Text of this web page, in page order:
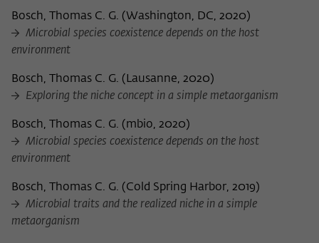
Bosch, Thomas C. G. (Washington, DC, 2020)
Microbial species coexistence depends on the host
environment
Bosch, Thomas C. G. ( Lausanne, 2020)
Exploring the niche concept in a simple metaorganism
Bosch, Thomas C. G. (mbio, 2020)
Microbial species coexistence depends on the host
environment
Bosch, Thomas C. G. (Cold Spring Harbor, 2019)
Microbial traits and the realized niche in a simple
metaorganism